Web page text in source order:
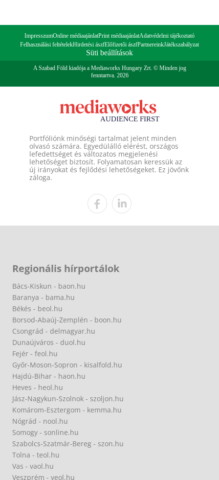
ImpresszumOnline médiaajánlatPrint médiaajánlatAdatvédelmi tájékoztató
Felhasználási feltételekHirdetési ászfElőfizetői ászfPartnereinkJátékszabályzat
Süti beállítások
A Szabad Föld kiadója a Mediaworks Hungary Zrt. © Minden jog
fenntartva. 2026
Portfóliónk minőségi tartalmat jelent minden
olvasó számára. Egyedülálló elérést, országos
lefedettséget és változatos megjelenési
lehetőséget biztosít. Folyamatosan keressük az
új irányokat és fejlődési lehetőségeket. Ez jövőnk
záloga.
Regionális hírportálok
Bács-Kiskun - baon.hu
Baranya - bama.hu
Békés - beol.hu
Borsod-Abaúj-Zemplén - boon.hu
Csongrád - delmagyar.hu
Dunaújváros - duol.hu
Fejér - feol.hu
Győr-Moson-Sopron - kisalfold.hu
Hajdú-Bihar - haon.hu
Heves - heol.hu
Jász-Nagykun-Szolnok - szoljon.hu
Komárom-Esztergom - kemma.hu
Nógrád - nool.hu
Somogy - sonline.hu
Szabolcs-Szatmár-Bereg - szon.hu
Tolna - teol.hu
Vas - vaol.hu
Veszprém - veol.hu